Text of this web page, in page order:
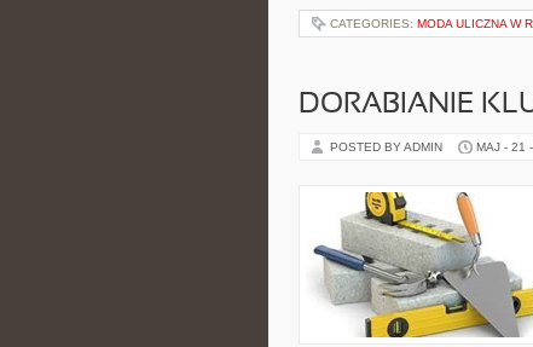
CATEGORIES: MODA ULICZNA W
DORABIANIE
POSTED BY ADMIN MAJ - 21